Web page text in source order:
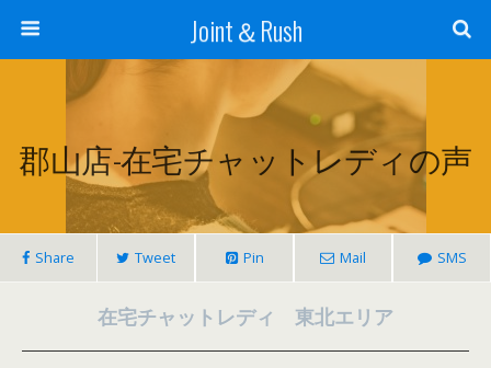
Joint＆Rush
郡山店-在宅チャットレディの声
Share Tweet Pin Mail SMS
在宅チャットレディ 東北エリア